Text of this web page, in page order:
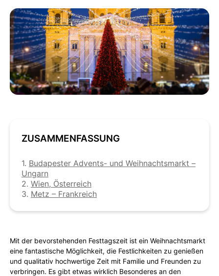
ZUSAMMENFASSUNG
1. Budapester Advents- und Weihnachtsmarkt –
Ungarn
2. Wien, Österreich
3. Metz – Frankreich
Mit der bevorstehenden Festtagszeit ist ein Weihnachtsmarkt
eine fantastische Möglichkeit, die Festlichkeiten zu genießen
und qualitativ hochwertige Zeit mit Familie und Freunden zu
verbringen. Es gibt etwas wirklich Besonderes an den